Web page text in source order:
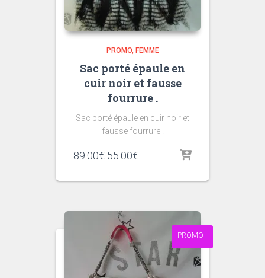
PROMO FEMME
Sac porté épaule en
cuir noir et fausse
fourrure .
Sac porté épaule en cuir noir et
fausse fourrure .
89.00€ Le
initial
55.00€Le
actuel
PROMO !